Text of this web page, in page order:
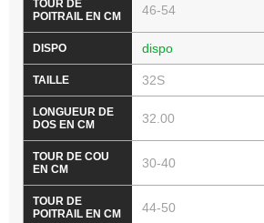
46-54
dispo
32S
32.00
30-40
44-50